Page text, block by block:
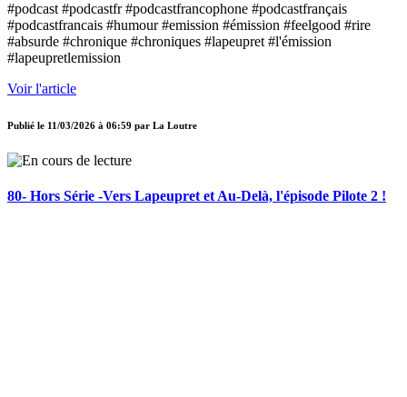
#podcast #podcastfr #podcastfrancophone #podcastfrançais
#podcastfrancais #humour #emission #émission #feelgood #rire
#absurde #chronique #chroniques #lapeupret #l'émission
#lapeupretlemission
Voir l'article
Publié le 11/03/2026 à 06:59 par La Loutre
80- Hors Série -Vers Lapeupret et Au-Delà, l'épisode Pilote 2 !